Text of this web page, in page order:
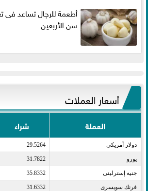
أطعمة للرجال تساعد فى
سن الأربعين
أسعار العملات
العملة شراء
دولار أمريكى​ 29.5264
يورو​ 31.7822
جنيه إسترلينى​ 35.8332
فرنك سويسرى​ 31.6332